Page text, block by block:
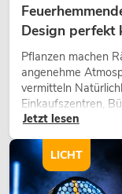
Design perfekt
Pflanzen machen
angenehme
vermitteln
Einkaufszentren,
eine hochwertige
Jetzt lesen
LICHT